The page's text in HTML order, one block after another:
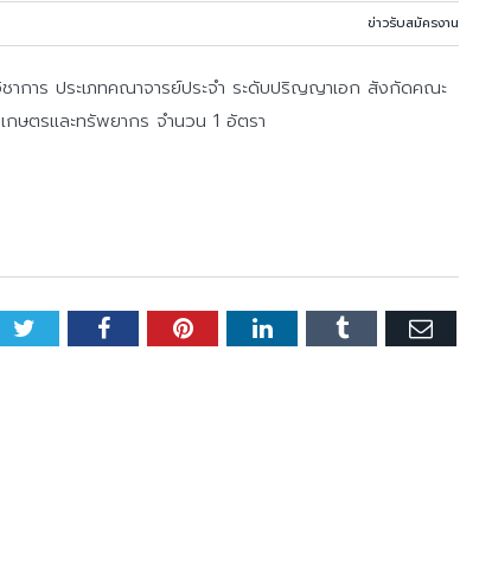
ข่าวรับสมัครงาน
าการ ประเภทคณาจารย์ประจำ ระดับปริญญาเอก สังกัดคณะ
ษตรและทรัพยากร จำนวน 1 อัตรา
Twitter FacebookPinterestLinkedInTumblr Email